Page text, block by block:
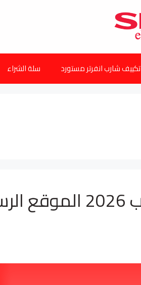
تكييف شارب انفرتر مستورد سلة الشراء